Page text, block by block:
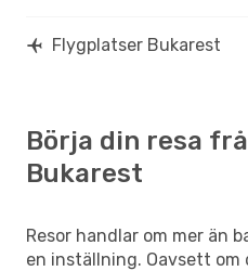
Flygplatser Bukarest
Börja din resa
Bukarest
Resor handlar om mer än
en inställning. Oavsett